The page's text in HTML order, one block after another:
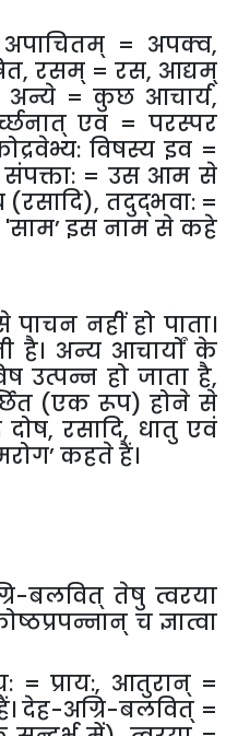
अपाचितम् = अपक्व,
, रसम् = रस, आद्यम्
अन्ये = कुछ आचार्य,
एव = परस्पर
विषस्य इव =
= उस आम से
(रसादि), तदुद्भवा: =
'साम’इस नाम से कहे
नहीं हो पाता।
है। अन्य आचार्यों के
उत्पन्न हो जाता है,
(एक रूप) होने से
दोष, रसादि, धातु एवं
’कहते हैं।
बलवित् तेषु त्वरया
च ज्ञात्वा
= प्राय:, आतुरान् =
देह-अग्रि-बलवित् =